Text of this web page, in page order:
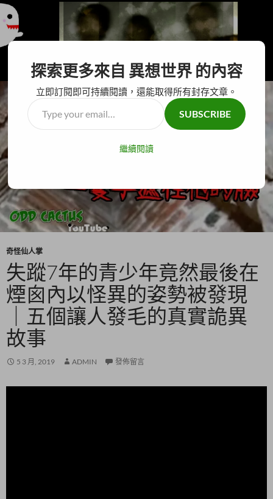
異想世界
至
要
內
奇怪仙人掌
失蹤7年的青少年竟然最後在
煙囪內以怪異的姿勢被發現
｜五個讓人發毛的真實詭異
故事
5 3 月, 2019 ADMIN 發佈留言
探索更多來自 異想世界 的內容
立即訂閱即可持續閱讀，還能取得所有封存文章。
Type
your
SUBSCRIBE
繼續閱讀